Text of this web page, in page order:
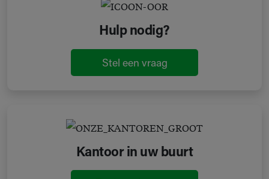
Hulp nodig?
Stel een vraag
Kantoor in uw buurt